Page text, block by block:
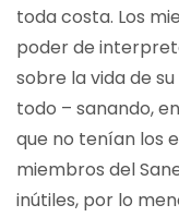
toda costa. Los
poder de
sobre la vida de
todo – sanando,
que no tenían los
miembros del
inútiles, por lo